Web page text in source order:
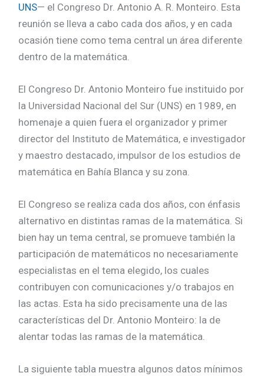
UNS— el Congreso Dr. Antonio A. R. Monteiro. Esta
reunión se lleva a cabo cada dos años, y en cada
ocasión tiene como tema central un área diferente
dentro de la matemática.
El Congreso Dr. Antonio Monteiro fue instituido por
la Universidad Nacional del Sur (UNS) en 1989, en
homenaje a quien fuera el organizador y primer
director del Instituto de Matemática, e investigador
y maestro destacado, impulsor de los estudios de
matemática en Bahía Blanca y su zona.
El Congreso se realiza cada dos años, con énfasis
alternativo en distintas ramas de la matemática. Si
bien hay un tema central, se promueve también la
participación de matemáticos no necesariamente
especialistas en el tema elegido, los cuales
contribuyen con comunicaciones y/o trabajos en
las actas. Esta ha sido precisamente una de las
características del Dr. Antonio Monteiro: la de
alentar todas las ramas de la matemática.
La siguiente tabla muestra algunos datos mínimos